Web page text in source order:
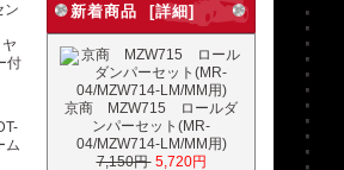
付
新着商品 [詳細]
京商 MZW715 ロールダ
ンパーセット(MR-
04/MZW714-LM/MM用)
7,150円 5,720円